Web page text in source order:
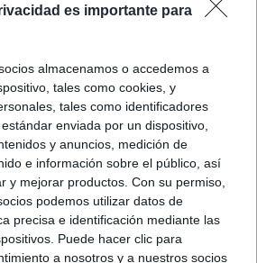
es importante para
almacenamos o accedemos a
tales como cookies, y
tales como identificadores
enviada por un dispositivo,
y anuncios, medición de
e información sobre el público, así
y mejorar productos. Con su permiso,
podemos utilizar datos de
precisa e identificación mediante las
Puede hacer clic para
a nosotros y a nuestros socios